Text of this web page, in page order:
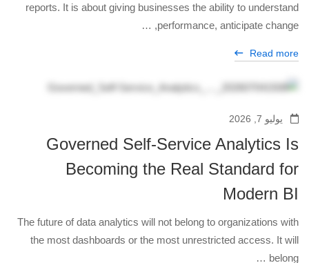
reports. It is about giving businesses the ability to understand
performance, anticipate change, …
Read more
يوليو 7, 2026
Governed Self-Service Analytics Is
Becoming the Real Standard for
Modern BI
The future of data analytics will not belong to organizations with
the most dashboards or the most unrestricted access. It will
belong …